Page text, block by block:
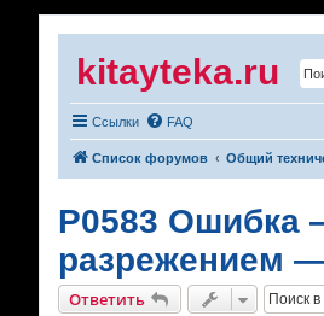
kitayteka.ru
Ссылки FAQ
Список форумов Общий
P0583 Ошибка
разрежением
Ответить